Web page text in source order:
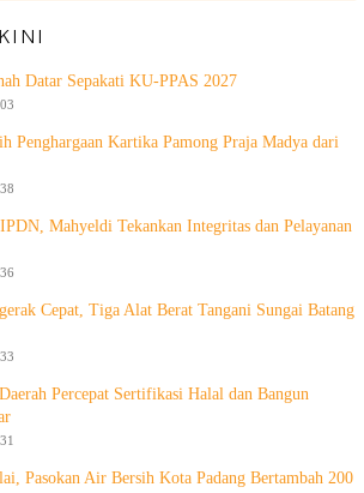
Datar Sepakati KU-PPAS 2027
Penghargaan Kartika Pamong Praja Madya dari
Mahyeldi Tekankan Integritas dan Pelayanan
Cepat, Tiga Alat Berat Tangani Sungai Batang
Percepat Sertifikasi Halal dan Bangun
Pasokan Air Bersih Kota Padang Bertambah 200